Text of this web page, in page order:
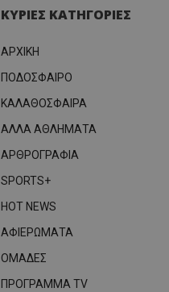
ΚΥΡΙΕΣ ΚΑΤΗΓΟΡΙΕΣ
ΑΡΧΙΚΗ
ΠΟΔΟΣΦΑΙΡΟ
ΚΑΛΑΘΟΣΦΑΙΡΑ
ΑΛΛΑ ΑΘΛΗΜΑΤΑ
ΑΡΘΡΟΓΡΑΦΙΑ
SPORTS+
HOT NEWS
ΑΦΙΕΡΩΜΑΤΑ
ΟΜΑΔΕΣ
ΠΡΟΓΡΑΜΜΑ TV